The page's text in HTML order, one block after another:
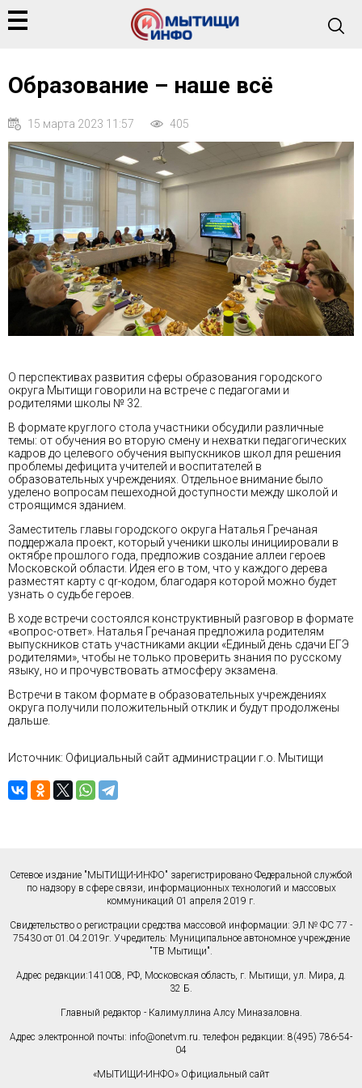
Образование – наше всё
15 марта 2023 11:57 405
О перспективах развития сферы образования городского
округа Мытищи говорили на встрече с педагогами и
родителями школы № 32.
В формате круглого стола участники обсудили различные
темы: от обучения во вторую смену и нехватки педагогических
кадров до целевого обучения выпускников школ для решения
проблемы дефицита учителей и воспитателей в
образовательных учреждениях. Отдельное внимание было
уделено вопросам пешеходной доступности между школой и
строящимся зданием.
Заместитель главы городского округа Наталья Гречаная
поддержала проект, который ученики школы инициировали в
октябре прошлого года, предложив создание аллеи героев
Московской области. Идея его в том, что у каждого дерева
разместят карту с qr-кодом, благодаря которой можно будет
узнать о судьбе героев.
В ходе встречи состоялся конструктивный разговор в формате
«вопрос-ответ». Наталья Гречаная предложила родителям
выпускников стать участниками акции «Единый день сдачи ЕГЭ
родителями», чтобы не только проверить знания по русскому
языку, но и прочувствовать атмосферу экзамена.
Встречи в таком формате в образовательных учреждениях
округа получили положительный отклик и будут продолжены
дальше.
Источник: Официальный сайт администрации г.о. Мытищи
Сетевое издание "МЫТИЩИ-ИНФО" зарегистрировано Федеральной службой
по надзору в сфере связи, информационных технологий и массовых
коммуникаций 01 апреля 2019 г.
Свидетельство о регистрации средства массовой информации: ЭЛ № ФС 77 -
75430 от 01.04.2019г. Учредитель: Муниципальное автономное учреждение
"ТВ Мытищи".
Адрес редакции:141008, РФ, Московская область, г. Мытищи, ул. Мира, д.
32 Б.
Главный редактор - Калимуллина Алсу Миназаловна.
Адрес электронной почты: info@onetvm.ru. телефон редакции: 8(495) 786-54-
04
«МЫТИЩИ-ИНФО» Официальный сайт